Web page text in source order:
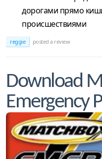
дорогами прямо
происшествиями
reggie posted a review
Download
Emergency